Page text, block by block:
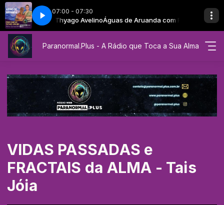
07:00 - 07:30
Dantas e Thyago AvelinoÁguas de Aruanda com Fábio Dantas e
Aruanda - PAI DAMIÃO EP 100 - Águas de Aruanda - PAI DAMIÃO
Paranormal.Plus - A Rádio que Toca a Sua Alma
VIDAS PASSADAS e
FRACTAIS da ALMA - Tais
Jóia